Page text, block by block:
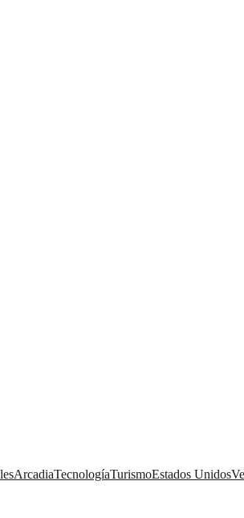
ArcadiaTecnologíaTurismoEstados Unidos